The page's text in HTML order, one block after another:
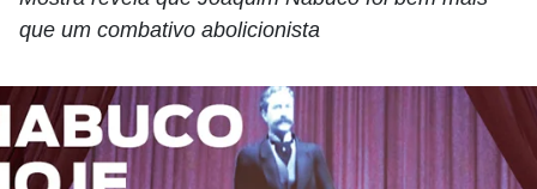
que um combativo abolicionista